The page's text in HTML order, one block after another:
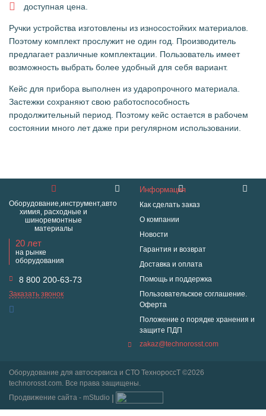
доступная цена.
Ручки устройства изготовлены из износостойких материалов.
Поэтому комплект прослужит не один год. Производитель
предлагает различные комплектации. Пользователь имеет
возможность выбрать более удобный для себя вариант.
Кейс для прибора выполнен из ударопрочного материала.
Застежки сохраняют свою работоспособность
продолжительный период. Поэтому кейс остается в рабочем
состоянии много лет даже при регулярном использовании.
Оборудование,инструмент,авто
химия, расходные и
шиноремонтные
материалы
20 лет
на рынке
оборудования
8 800 200-63-73
Заказать звонок
Информация
Как сделать заказ
О компании
Новости
Гарантия и возврат
Доставка и оплата
Помощь и поддержка
Пользовательское соглашение.
Оферта
Положение о порядке хранения и
защите ПДП
zakaz@technorosst.com
Оборудование для автосервиса и СТО ТехнороссТ ©2026
technorosst.com. Все права защищены.
Продвижение сайта - mStudio